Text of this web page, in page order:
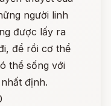
người linh
được lấy ra
để rồi cơ thể
thể sống với
định.